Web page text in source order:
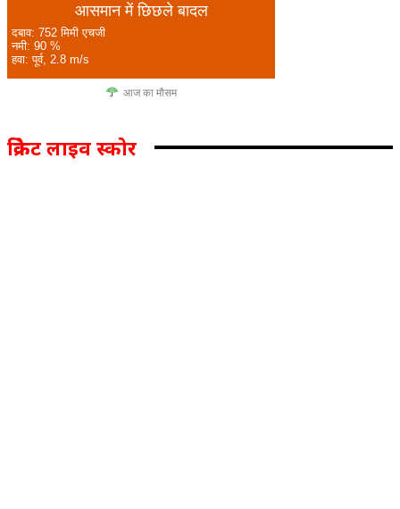
आसमान में छिछले बादल
दबाव: 752 मिमी एचजी
नमी: 90 %
हवा: पूर्व, 2.8 m/s
आज का मौसम
क्रिकेट लाइव स्कोर